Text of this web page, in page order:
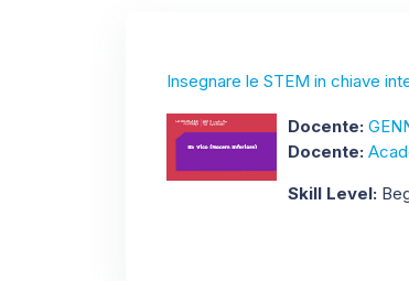
Insegnare le STEM in chiave
Docente:
Docente:
Skill Level: